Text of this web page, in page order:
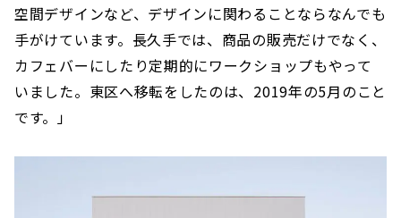
空間デザインなど、デザインに関わることならなんでも
手がけています。長久手では、商品の販売だけでなく、
カフェバーにしたり定期的にワークショップもやって
いました。東区へ移転をしたのは、2019年の5月のこと
です。」